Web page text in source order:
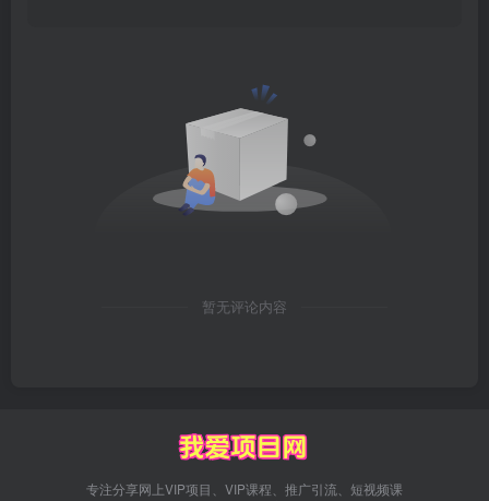
暂无评论内容
专注分享网上VIP项目、VIP课程、推广引流、短视频课